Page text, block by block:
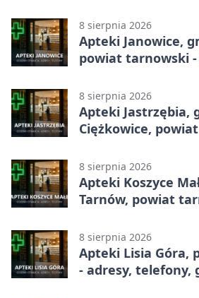
8 sierpnia 2026
Apteki Janowice,
powiat tarnowski -
8 sierpnia 2026
Apteki Jastrzębia,
Ciężkowice,
8 sierpnia 2026
Apteki Koszyce
Tarnów, powiat
8 sierpnia 2026
Apteki Lisia Góra,
- adresy, telefony,